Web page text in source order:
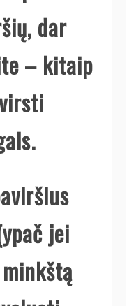
dar
– kitaip
jei